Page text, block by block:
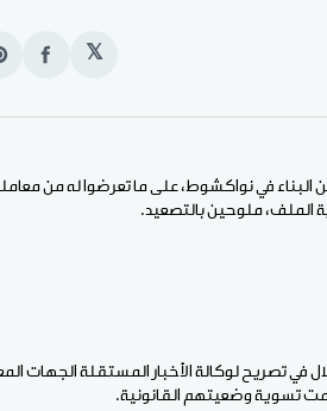
𝕏
انشر
البناء في نواكشوط، على ما تعرضوا له من
الملف، ملوحين بالتصعيد.
تصريح لوكالة الأخبار المستقلة الجهات
تسوية وضعيتهم القانونية.